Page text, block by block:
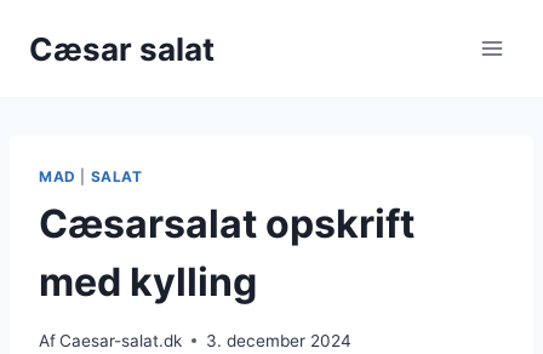
Cæsar salat
MAD SALAT
Cæsarsalat opskrift
med kylling
AfCaesar-salat.dk 3. december 2024